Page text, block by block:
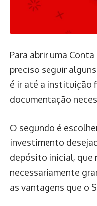
Para abrir uma
preciso seguir
é ir até a instituição
documentação
O segundo é
investimento
depósito inicial, que
necessariamente
as vantagens que o